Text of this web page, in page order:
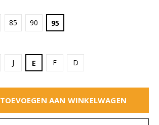
85 90 95
J E F D
TOEVOEGEN AAN WINKELWAGEN